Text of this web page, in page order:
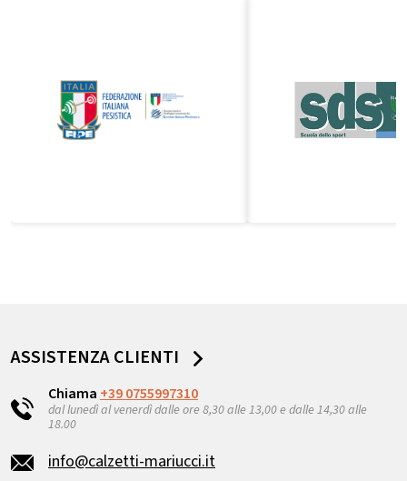
ASSISTENZA CLIENTI
Chiama +39 0755997310
dal lunedì al venerdì dalle ore 8,30 alle 13,00 e dalle 14,30 alle
18.00
info@calzetti-mariucci.it